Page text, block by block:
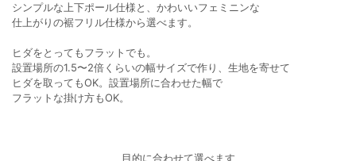
シンプルな上下ポール仕様と、かわいいフェミニンな
仕上がりの裾フリル仕様から選べます。
ヒダをとってもフラットでも。
設置場所の1.5〜2倍くらいの幅サイズで作り、生地を寄せて
ヒダを取ってもOK。設置場所に合わせた幅で
フラットな掛け方もOK。
目的に合わせて選べます